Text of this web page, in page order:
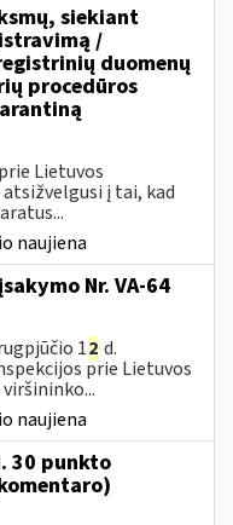
siekiant
/
duomenų
procedūros
Lietuvos
į tai, kad
naujiena
Nr. VA-64
12 d.
prie Lietuvos
naujiena
30 punkto